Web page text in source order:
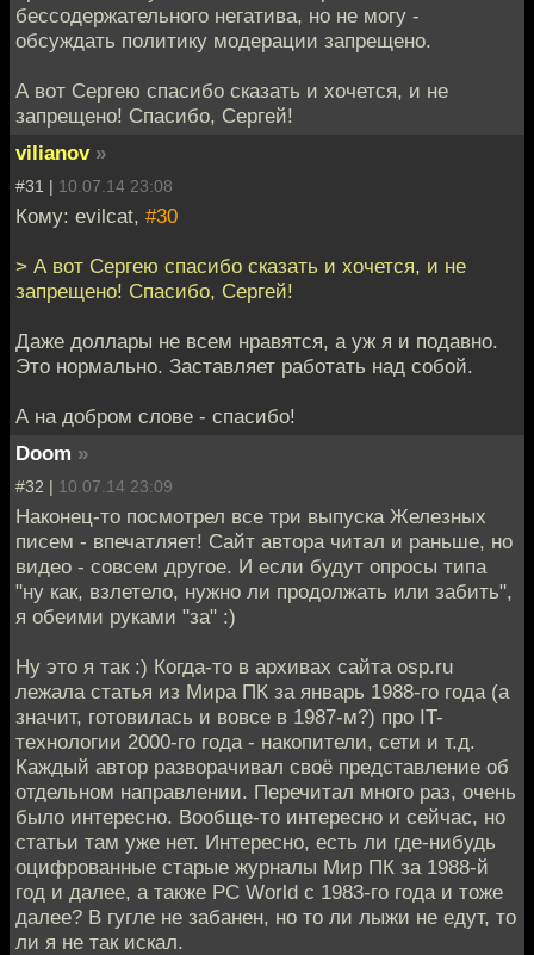
бессодержательного негатива, но не могу -
обсуждать политику модерации запрещено.
А вот Сергею спасибо сказать и хочется, и не
запрещено! Спасибо, Сергей!
vilianov »
#31 | 10.07.14 23:08
Кому: evilcat, #30
> А вот Сергею спасибо сказать и хочется, и не
запрещено! Спасибо, Сергей!
Даже доллары не всем нравятся, а уж я и подавно.
Это нормально. Заставляет работать над собой.
А на добром слове - спасибо!
Doom »
#32 | 10.07.14 23:09
Наконец-то посмотрел все три выпуска Железных
писем - впечатляет! Сайт автора читал и раньше, но
видео - совсем другое. И если будут опросы типа
"ну как, взлетело, нужно ли продолжать или забить",
я обеими руками "за" :)
Ну это я так :) Когда-то в архивах сайта osp.ru
лежала статья из Мира ПК за январь 1988-го года (а
значит, готовилась и вовсе в 1987-м?) про IT-
технологии 2000-го года - накопители, сети и т.д.
Каждый автор разворачивал своё представление об
отдельном направлении. Перечитал много раз, очень
было интересно. Вообще-то интересно и сейчас, но
статьи там уже нет. Интересно, есть ли где-нибудь
оцифрованные старые журналы Мир ПК за 1988-й
год и далее, а также PC World с 1983-го года и тоже
далее? В гугле не забанен, но то ли лыжи не едут, то
ли я не так искал.